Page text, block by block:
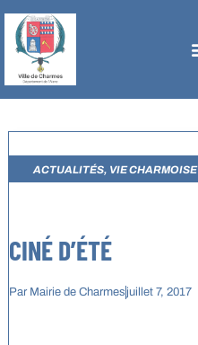
ACTUALITÉS, VIE CHARMOISE
CINÉ D’ÉTÉ
ParMairie de Charmes juillet 7, 2017